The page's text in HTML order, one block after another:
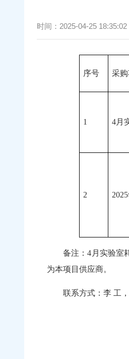
时间： 2025-04-25 18:35:02
序号 采购
1 4月
2
备注：4月实验室耗
为本项目供应商。
联系方式：李 工，